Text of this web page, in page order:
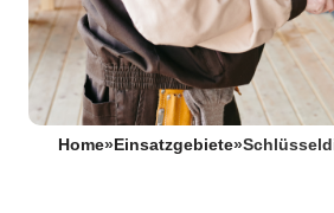
Home» Einsatzgebiete»